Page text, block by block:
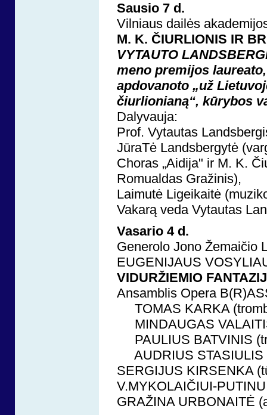
Sausio 7 d.
Vilniaus dailės
M. K. ČIURLIONIS IR
VYTAUTO
meno premijos laureato ,
apdovanoto „už
čiurlionianą“, kūrybos
Dalyvauja:
Prof. Vytautas
JūraTė Landsbergytė
Choras „Aidija" ir M. K.
Romualdas Gražinis),
Laimutė Ligeikaitė
Vakarą veda Vytautas
Vasario 4 d.
Generolo Jono Žemaičio
EUGENIJAUS
VIDURŽIEMIO
Ansamblis Opera
TOMAS KARKA
MINDAUGAS
PAULIUS BATVINIS
AUDRIUS STASIULIS
SERGIJUS KIRSENKA
V.MYKOLAIČIUI-
GRAŽINA URBONAITĖ